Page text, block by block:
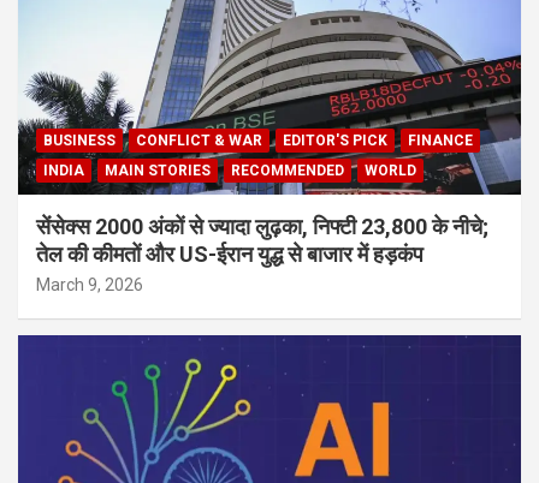
BUSINESS CONFLICT & WAR EDITOR'S PICK
FINANCE
INDIA
MAIN STORIES RECOMMENDED WORLD
सेंसेक्स 2000 अंकों से ज्यादा लुढ़का, निफ्टी 23,800 के नीचे;
तेल की कीमतों और US-ईरान युद्ध से बाजार में हड़कंप
March 9, 2026